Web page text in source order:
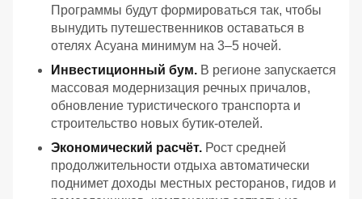
Программы будут формироваться так, чтобы
вынудить путешественников оставаться в
отелях Асуана минимум на 3–5 ночей.
Инвестиционный бум. В регионе запускается
массовая модернизация речных причалов,
обновление туристического транспорта и
строительство новых бутик-отелей.
Экономический расчёт. Рост средней
продолжительности отдыха автоматически
поднимет доходы местных ресторанов, гидов и